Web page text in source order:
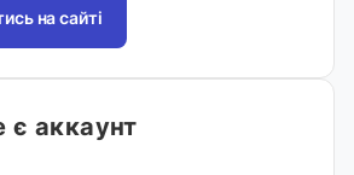
на сайті
аккаунт